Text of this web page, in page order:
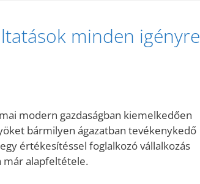
minden igényre
modern gazdaságban kiemelkedően
bármilyen ágazatban tevékenykedő
értékesítéssel foglalkozó vállalkozás
már alapfeltétele.